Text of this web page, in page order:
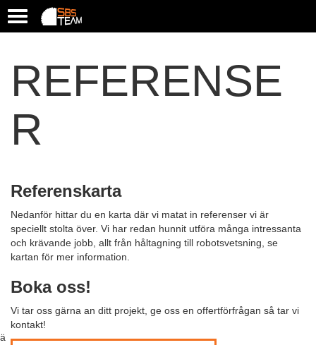
T
l
e
a
v
i
t
i
o
n
REFERENSE
R
Referenskarta
Nedanför hittar du en karta där vi matat in referenser vi är
speciellt stolta över. Vi har redan hunnit utföra många intressanta
och krävande jobb, allt från håltagning till robotsvetsning, se
kartan för mer information.
Boka oss!
Vi tar oss gärna an ditt projekt, ge oss en offertförfrågan så tar vi
kontakt!